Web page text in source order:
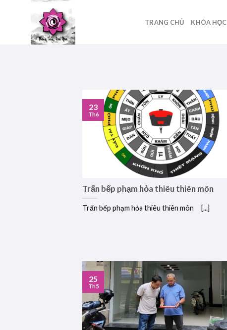
TRANG CHỦ KHÓA HỌC
Trấn bếp phạm hỏa thiêu thiên môn
Trấn bếp phạm hỏa thiêu thiên môn [...]
23
Th6
25
Th5